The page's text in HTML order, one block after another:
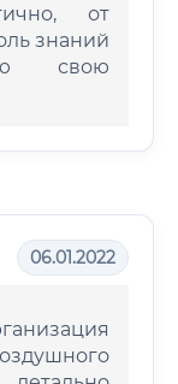
от
знаний
свою
06.01.2022